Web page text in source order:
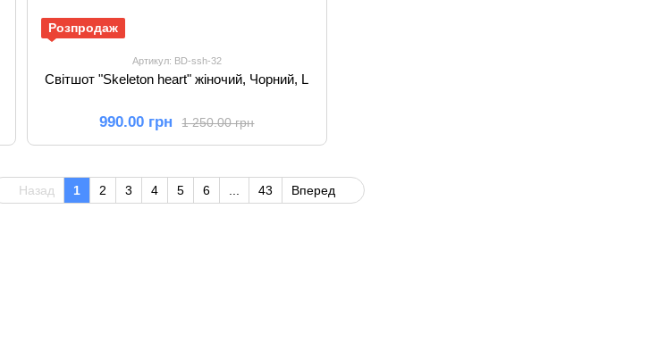
Розпродаж
Артикул: BD-ssh-32
Світшот "Skeleton heart" жіночий, Чорний, L
1 250.00 грн
990.00 грн
Назад 1 2 3 4 5 6 43 Вперед